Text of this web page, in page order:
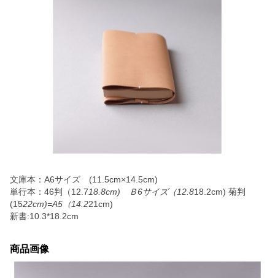
文庫本：A6サイズ (11.5cm×14.5cm)
単行本：46判（12.718.8cm) Ｂ6サイズ（12.818.2cm) 菊判
(1522cm)=A5（14.221cm)
新書:10.3*18.2cm
商品画像